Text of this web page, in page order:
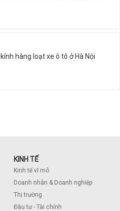
hàng loạt xe ô tô ở Hà Nội
KINH TẾ
Kinh tế vĩ mô
Doanh nhân & Doanh nghiệp
Thị trường
Đầu tư - Tài chính